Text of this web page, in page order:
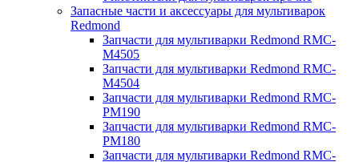
Запасные части и аксессуары для мультиварок
Redmond
Запчасти для мультиварки Redmond RMC-
M4505
Запчасти для мультиварки Redmond RMC-
M4504
Запчасти для мультиварки Redmond RMC-
PM190
Запчасти для мультиварки Redmond RMC-
PM180
Запчасти для мультиварки Redmond RMC-